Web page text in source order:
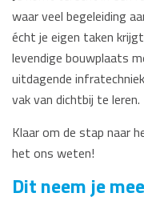
waar veel begeleiding
écht je eigen taken
levendige bouwplaats
uitdagende
vak van dichtbij te leren.
Klaar om de stap naar
het ons weten!
Dit neem je mee